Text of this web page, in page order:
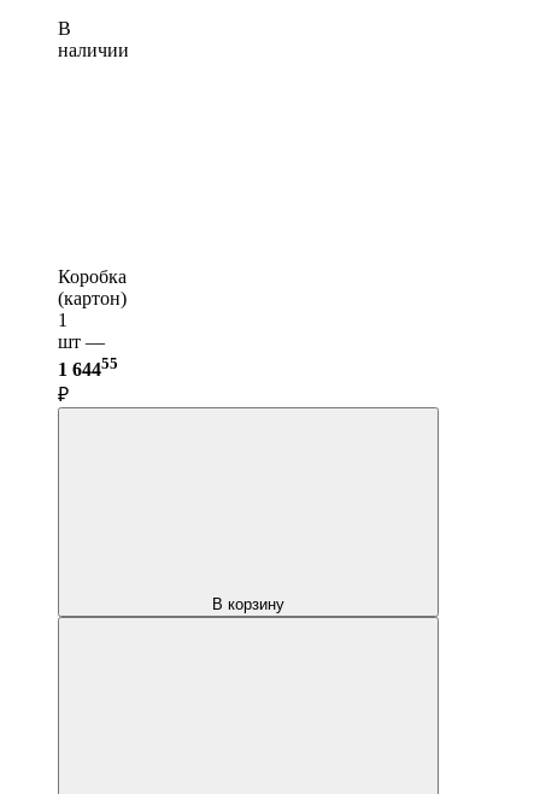
В
наличии
Коробка
(картон)
1
шт —
1 64455
₽
В корзину